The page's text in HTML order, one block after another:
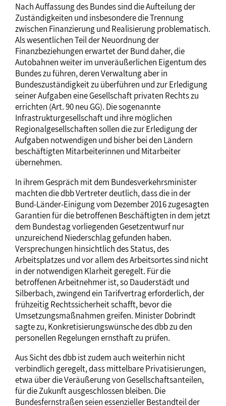
Nach Auffassung des Bundes sind die Aufteilung der
Zuständigkeiten und insbesondere die Trennung
zwischen Finanzierung und Realisierung problematisch.
Als wesentlichen Teil der Neuordnung der
Finanzbeziehungen erwartet der Bund daher, die
Autobahnen weiter im unveräußerlichen Eigentum des
Bundes zu führen, deren Verwaltung aber in
Bundeszuständigkeit zu überführen und zur Erledigung
seiner Aufgaben eine Gesellschaft privaten Rechts zu
errichten (Art. 90 neu GG). Die sogenannte
Infrastrukturgesellschaft und ihre möglichen
Regionalgesellschaften sollen die zur Erledigung der
Aufgaben notwendigen und bisher bei den Ländern
beschäftigten Mitarbeiterinnen und Mitarbeiter
übernehmen.
In ihrem Gespräch mit dem Bundesverkehrsminister
machten die dbb Vertreter deutlich, dass die in der
Bund-Länder-Einigung vom Dezember 2016 zugesagten
Garantien für die betroffenen Beschäftigten in dem jetzt
dem Bundestag vorliegenden Gesetzentwurf nur
unzureichend Niederschlag gefunden haben.
Versprechungen hinsichtlich des Status, des
Arbeitsplatzes und vor allem des Arbeitsortes sind nicht
in der notwendigen Klarheit geregelt. Für die
betroffenen Arbeitnehmer ist, so Dauderstädt und
Silberbach, zwingend ein Tarifvertrag erforderlich, der
frühzeitig Rechtssicherheit schafft, bevor die
Umsetzungsmaßnahmen greifen. Minister Dobrindt
sagte zu, Konkretisierungswünsche des dbb zu den
personellen Regelungen ernsthaft zu prüfen.
Aus Sicht des dbb ist zudem auch weiterhin nicht
verbindlich geregelt, dass mittelbare Privatisierungen,
etwa über die Veräußerung von Gesellschaftsanteilen,
für die Zukunft ausgeschlossen bleiben. Die
Bundesfernstraßen seien essenzieller Bestandteil der